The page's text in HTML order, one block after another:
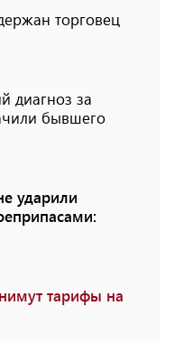
торговец
диагноз за
бывшего
ударили
тарифы на